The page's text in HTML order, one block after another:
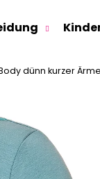
dünn kurzer
Was